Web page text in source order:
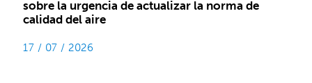
sobre la urgencia de actualizar la norma de
calidad del aire
17 / 07 / 2026